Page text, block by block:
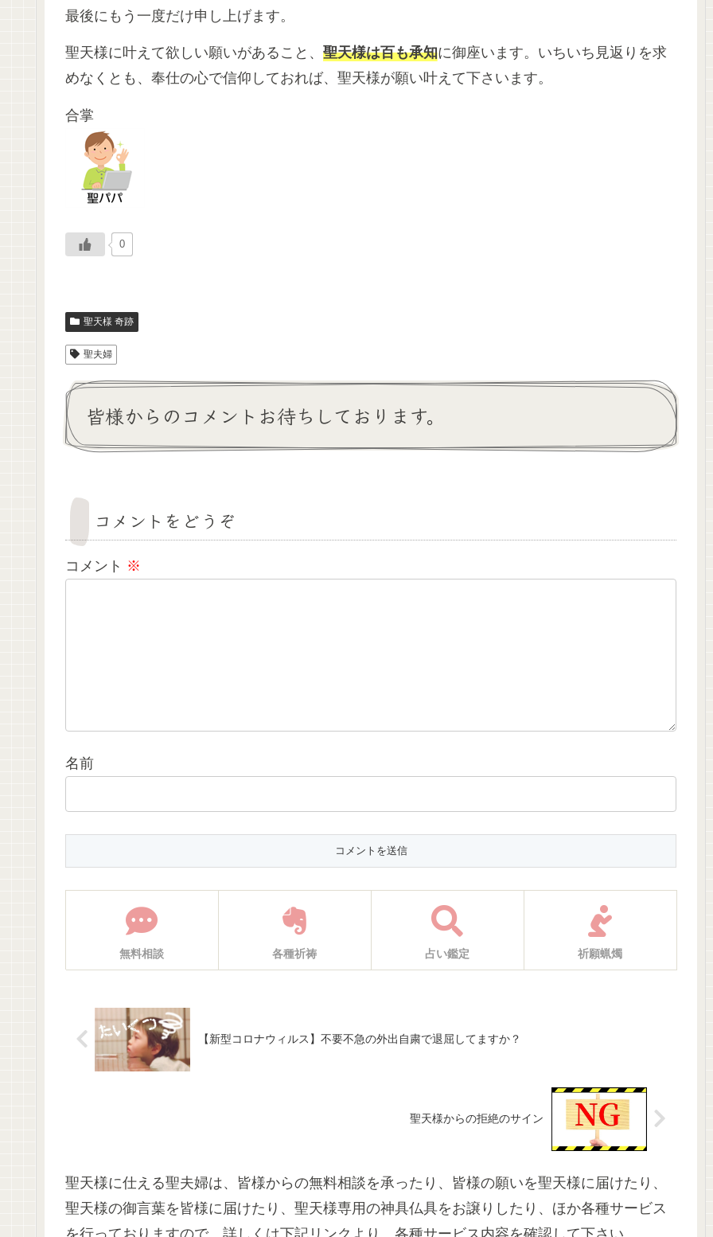
最後にもう一度だけ申し上げます。
聖天様に叶えて欲しい願いがあること、 聖天様は百も承知に御座います。いちいち見返りを求
めなくとも、奉仕の心で信仰しておれば、聖天様が願い叶えて下さいます。
合掌
0
聖天様 奇跡
聖夫婦
皆様からのコメントお待ちしております。
コメントをどうぞ
コメント ※
名前
無料相談 各種祈祷 占い鑑定 祈願蝋燭
【新型コロナウィルス】不要不急の外出自粛で退屈してますか？
聖天様からの拒絶のサイン
聖天様に仕える聖夫婦は、皆様からの無料相談を承ったり、皆様の願いを聖天様に届けたり、
聖天様の御言葉を皆様に届けたり、聖天様専用の神具仏具をお譲りしたり、ほか各種サービス